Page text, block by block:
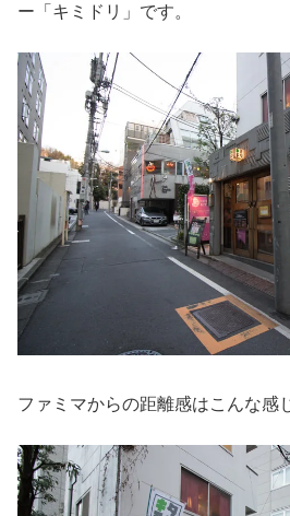
ー「キミドリ」です。
ファミマからの距離感はこんな感